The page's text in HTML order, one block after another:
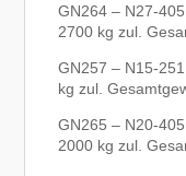
GN264 – N27-
2700 kg zul.
GN257 – N15-
kg zul.
GN265 – N20-
2000 kg zul.